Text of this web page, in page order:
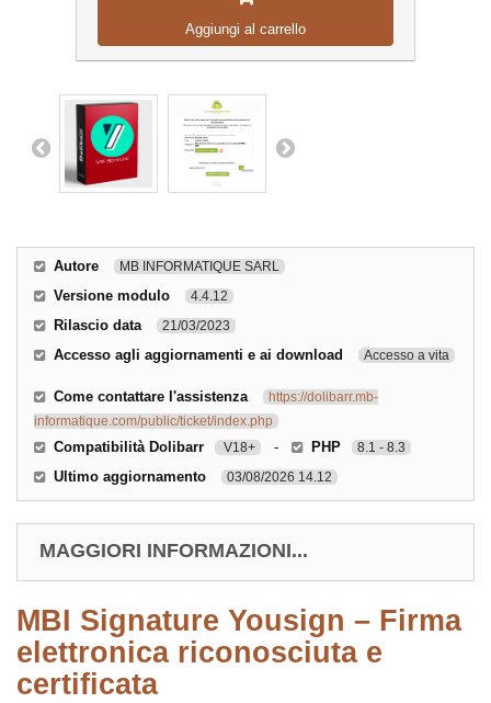
Aggiungi al carrello
Autore MB INFORMATIQUE SARL
Versione modulo 4.4.12
Rilascio data 21/03/2023
Accesso agli aggiornamenti e ai download Accesso a vita
Come contattare l'assistenza
https://dolibarr.mb-
informatique.com/public/ticket/index.php
Compatibilità Dolibarr V18+ - PHP 8.1 - 8.3
Ultimo aggiornamento 03/08/2026 14.12
MAGGIORI INFORMAZIONI...
MBI Signature Yousign – Firma
elettronica riconosciuta e
certificata